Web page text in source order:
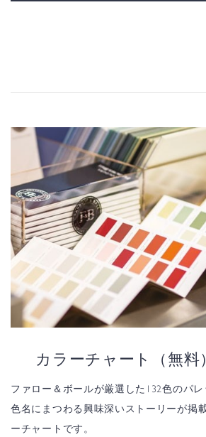
カラーチャート（無料
ファロー＆ボールが厳選した132色のパ
色名にまつわる興味深いストーリーが掲
ーチャートです。